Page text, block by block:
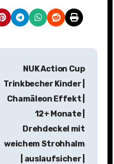
NUK Action Cup
Trinkbecher Kinder |
Chamäleon Effekt |
12+ Monate |
Drehdeckel mit
weichem Strohhalm
| auslaufsicher |